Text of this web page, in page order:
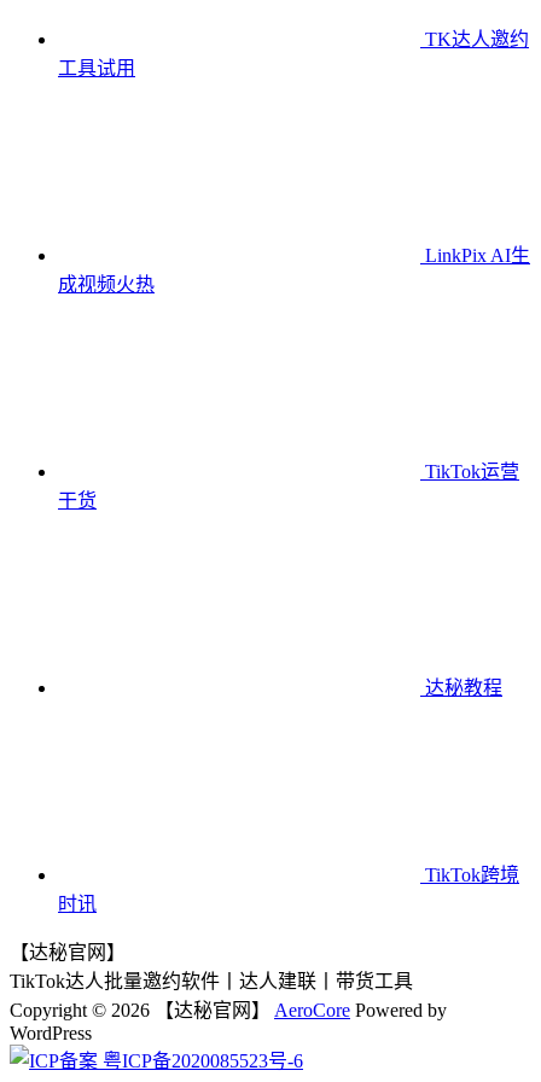
TK达人邀约
工具试用
LinkPix AI生
成视频火热
TikTok运营
干货
达秘教程
TikTok跨境
时讯
【达秘官网】
TikTok达人批量邀约软件丨达人建联丨带货工具
Copyright © 2026 【达秘官网】 AeroCore Powered by
WordPress
粤ICP备2020085523号-6